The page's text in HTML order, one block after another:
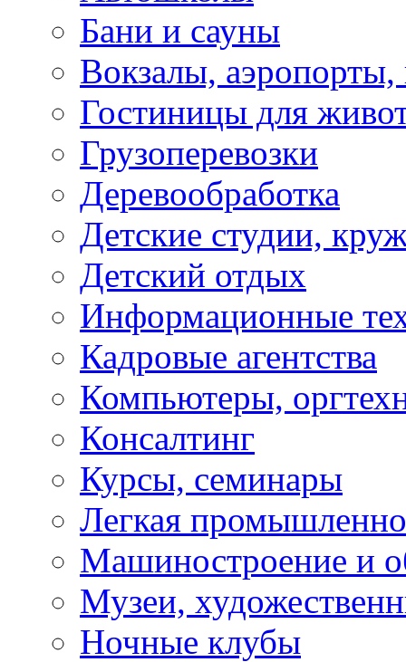
Бани и сауны
Вокзалы,
Гостиницы для
Грузоперевозки
Деревообработка
Детские студии,
Детский отдых
Информационные
Кадровые агентства
Компьютеры,
Консалтинг
Курсы, семинары
Легкая
Машиностроение и
Музеи,
Ночные клубы